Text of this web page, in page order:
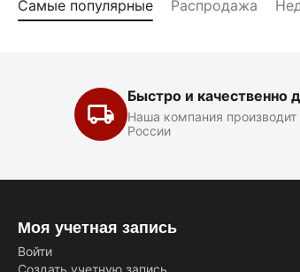
Самые популярные Распродажа
Быстро и качественно
Наша компания производит
России
Моя учетная запись
Войти
Создать учетную запись